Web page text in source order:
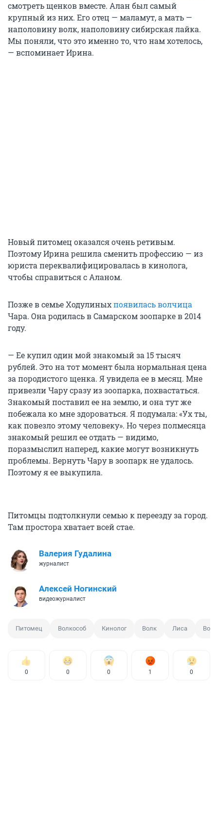
смотреть щенков вместе. Алан был самый
крупный из них. Его отец — маламут, а мать —
наполовину волк, наполовину сибирская лайка.
Мы поняли, что это именно то, что нам хотелось,
— вспоминает Ирина.
Новый питомец оказался очень ретивым.
Поэтому Ирина решила сменить профессию — из
юриста переквалифицировалась в кинолога,
чтобы справиться с Аланом.
Позже в семье Ходулиныхпоявилась волчица
Чара. Она родилась в Самарском зоопарке в 2014
году.
— Ее купил один мой знакомый за 15 тысяч
рублей. Это на тот момент была нормальная цена
за породистого щенка. Я увидела ее в месяц. Мне
привезли Чару сразу из зоопарка, похвастаться.
Знакомый поставил ее на землю, и она тут же
побежала ко мне здороваться. Я подумала: «Ух ты,
как повезло этому человеку». Но через полмесяца
знакомый решил ее отдать — видимо,
поразмыслил наперед, какие могут возникнуть
проблемы. Вернуть Чару в зоопарк не удалось.
Поэтому я ее выкупила.
Питомцы подтолкнули семью к переезду за город.
Там простора хватает всей стае.
Валерия Гудалина
журналист
Алексей Ногинский
видеожурналист
Питомец Волкособ Кинолог Волк Лиса
0 0 0 1 0